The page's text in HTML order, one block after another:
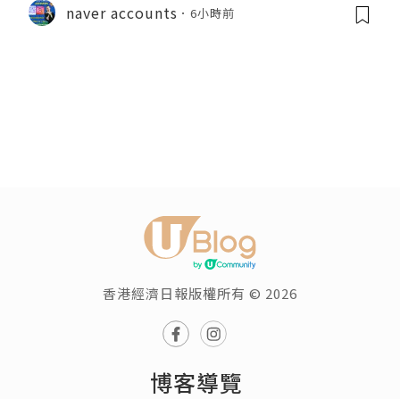
naver accounts 6小時前
香港經濟日報版權所有 © 2026
博客導覽